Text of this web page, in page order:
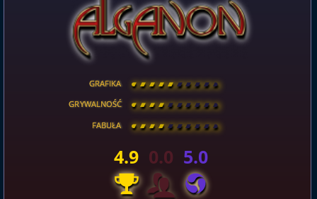
GRAFIKA [ \ \ \ \ \ \ \ \ ]
GRYWALNOŚĆ [ \ \ \ \ \ \ \ \ ]
FABUŁA [ \ \ \ \ \ \ \ \ ]
4.9 0.0 5.0